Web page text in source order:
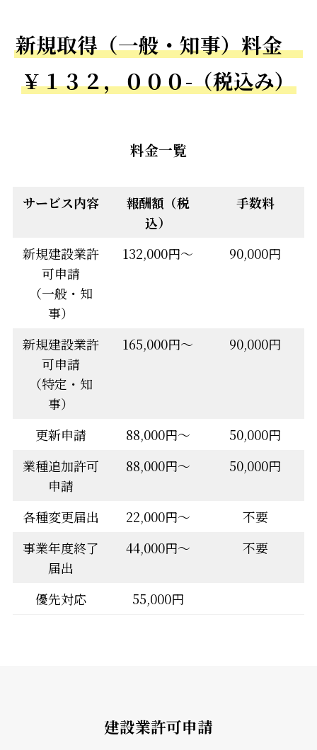
新規取得（一般・知事）料金
￥１３２，０００-（税込み）
料金一覧
サービス内容
報酬額（税
込）
手数料
新規建設業許
可申請
（一般・知
事）
132,000円～ 90,000円
新規建設業許
可申請
（特定・知
事）
165,000円～ 90,000円
更新申請 88,000円～
50,000円
業種追加許可
申請
88,000円～ 50,000円
各種変更届出 22,000円〜
不要
事業年度終了
届出
44,000円～ 不要
優先対応 55,000円
建設業許可申請